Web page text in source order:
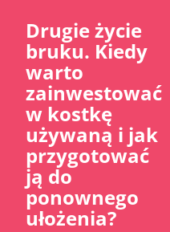
​Drugie życie
bruku. Kiedy
warto
zainwestować
w kostkę
używaną i jak
przygotować
ją do
ponownego
ułożenia?